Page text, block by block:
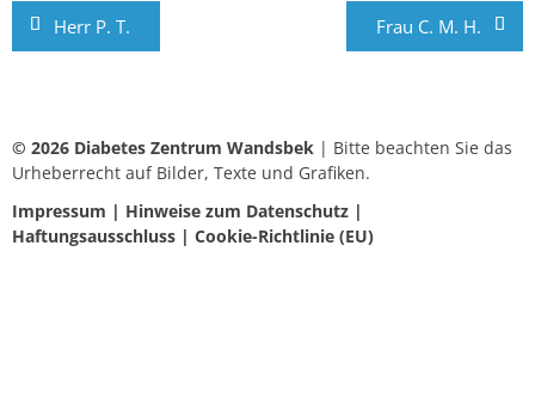
Herr P. T. Frau C. M. H.
© 2026 Diabetes Zentrum Wandsbek | Bitte beachten Sie das
Urheberrecht auf Bilder, Texte und Grafiken.
Impressum | Hinweise zum Datenschutz |
Haftungsausschluss | Cookie-Richtlinie (EU)